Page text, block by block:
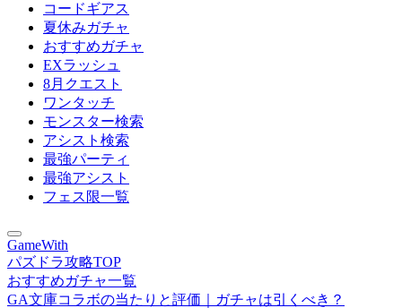
コードギアス
夏休みガチャ
おすすめガチャ
EXラッシュ
8月クエスト
ワンタッチ
モンスター検索
アシスト検索
最強パーティ
最強アシスト
フェス限一覧
GameWith
パズドラ攻略TOP
おすすめガチャ一覧
GA文庫コラボの当たりと評価｜ガチャは引くべき？